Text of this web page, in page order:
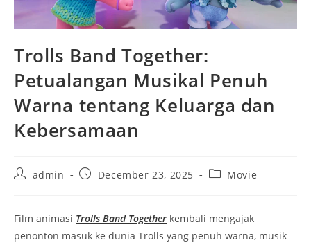
Trolls Band Together:
Petualangan Musikal Penuh
Warna tentang Keluarga dan
Kebersamaan
Postadmin
PostDecember 23, 2025
PostMovie
Film animasi Trolls Band Together kembali mengajak
penonton masuk ke dunia Trolls yang penuh warna, musik